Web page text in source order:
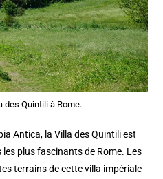
des Quintili à Rome.
Antica, la Villa des Quintili est
plus fascinants de Rome. Les
terrains de cette villa impériale